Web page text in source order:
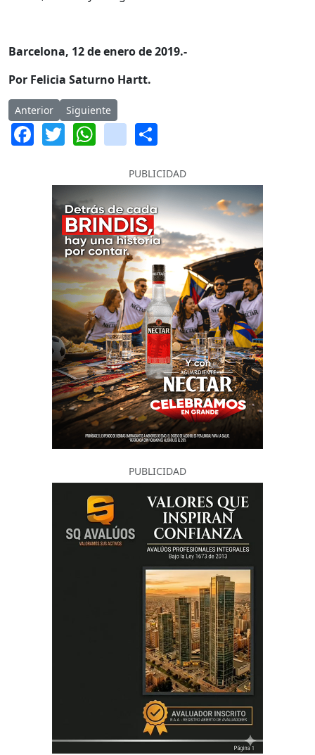
Barcelona, 12 de enero de 2019.-
Por Felicia Saturno Hartt.
Artículo anterior: Murió Director Editorial de Penguin Random
Anterior Artículo siguiente: Globos de Oro para Bohemian
Siguiente
Facebook
Twitter
WhatsApp
instagram
PUBLICIDAD
PUBLICIDAD